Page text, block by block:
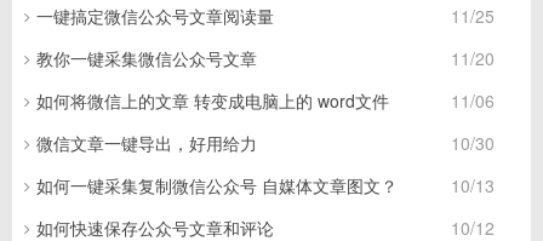
11/25
一键搞定微信公众号文章阅读量
11/20
教你一键采集微信公众号文章
11/06
如何将微信上的文章 转变成电脑上的 word文件
10/30
微信文章一键导出，好用给力
10/13
如何一键采集复制微信公众号 自媒体文章图文？
10/12
如何快速保存公众号文章和评论